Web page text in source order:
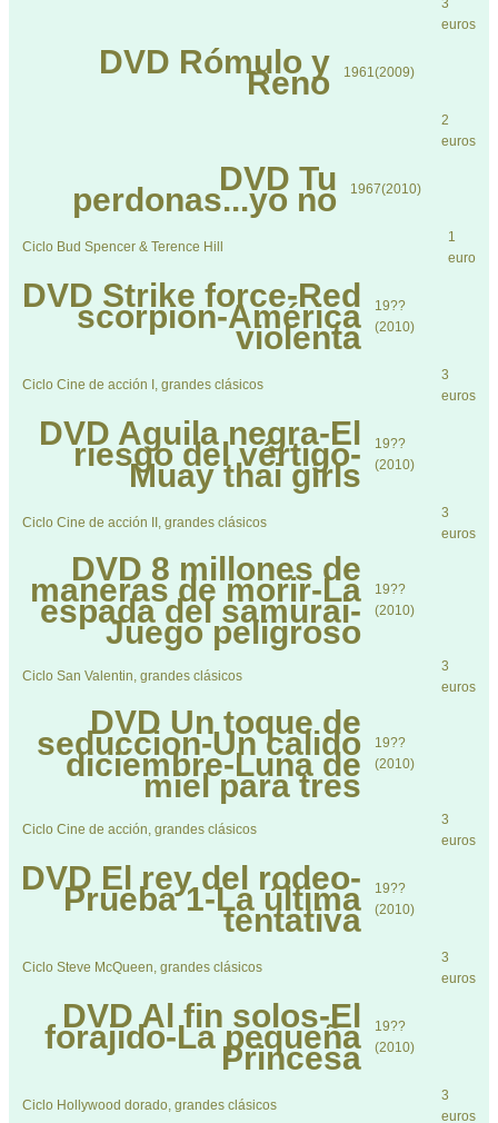
3
euros
DVD Rómulo y
Reno 1961(2009)
2
euros
DVD Tu
perdonas...yo no 1967(2010)
Ciclo Bud Spencer & Terence Hill
1
euro
DVD Strike force-Red
scorpion-América
violenta
19??
(2010)
Ciclo Cine de acción I, grandes clásicos
3
euros
DVD Aguila negra-El
riesgo del vértigo-
Muay thai girls
19??
(2010)
Ciclo Cine de acción II, grandes clásicos
3
euros
DVD 8 millones de
maneras de morir-La
espada del samurai-
Juego peligroso
19??
(2010)
Ciclo San Valentin, grandes clásicos
3
euros
DVD Un toque de
seduccion-Un calido
diciembre-Luna de
miel para tres
19??
(2010)
Ciclo Cine de acción, grandes clásicos
3
euros
DVD El rey del rodeo-
Prueba 1-La última
tentativa
19??
(2010)
Ciclo Steve McQueen, grandes clásicos
3
euros
DVDAl fin solos-El
forajido-La pequeña
Princesa
19??
(2010)
Ciclo Hollywood dorado, grandes clásicos
3
euros